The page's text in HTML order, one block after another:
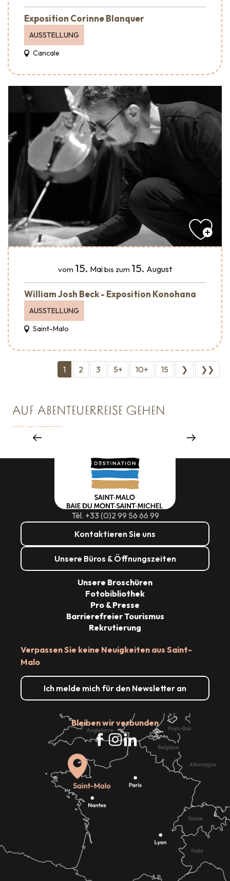
Exposition Corinne Blanquer
AUSSTELLUNG
Cancale
vom 15. Maibis zum 15. August
William Josh Beck - Exposition Konohana
AUSSTELLUNG
Saint-Malo
1 2 3 5+ 10+ 15 ❯ ❯❯
AUF ABENTEUERREISE GEHEN
Tél. +33 (0)2 99 56 66 99
Kontaktieren Sie uns
Unsere Büros & Öffnungszeiten
Verpassen Sie keine Neuigkeiten aus Saint-
Malo
Ich melde mich für den Newsletter an
Bleiben wir verbunden
Unsere Broschüren
Fotobibliothek
Pro & Presse
Barrierefreier Tourismus
Rekrutierung